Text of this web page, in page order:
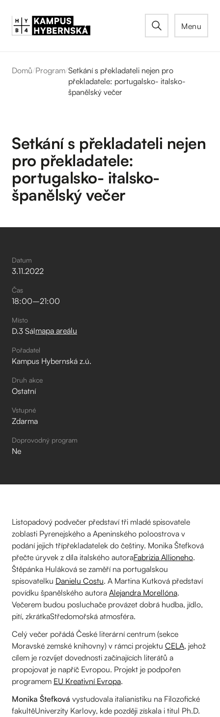
Menu
Domů/Program/Setkání s překladateli nejen pro
překladatele: portugalsko- italsko-
španělský večer
Setkání s překladateli nejen
pro překladatele:
portugalsko- italsko-
španělský večer
Datum
3.11.2022
Čas
18:00–⁠21:00
Místo
D.3 Sálmapa areálu
Pořadatel
Kampus Hybernská z.ú.
Druh akce
Ostatní
Vstupné
Zdarma
Doprovodný program
Ne
Listopadový podvečer představí tři mladé spisovatele
zoblasti Pyrenejského a Apeninského poloostrova v
podání jejich třípřekladatelek do češtiny. Monika Štefková
přečte úryvek z díla italského autoraFabrizia Allioneho.
Štěpánka Huláková se zaměří na portugalskou
spisovatelku Danielu Costu. A Martina Kutková představí
povídku španělského autora Alejandra Morellóna.
Večerem budou posluchače provázet dobrá hudba, jídlo,
pití, zkrátkaStředomořská atmosféra.
Celý večer pořádá České literární centrum (sekce
Moravské zemské knihovny) v rámci projektu CELA, jehož
cílem je rozvíjet dovednosti začínajících literátů a
propojovat je napříč Evropou. Projekt je podpořen
programem EU Kreativní Evropa.
Monika Štefková vystudovala italianistiku na Filozofické
fakultěUniverzity Karlovy, kde později získala i titul Ph.D.